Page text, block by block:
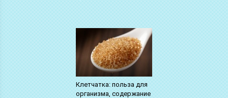
Клетчатка: польза для
организма, содержание